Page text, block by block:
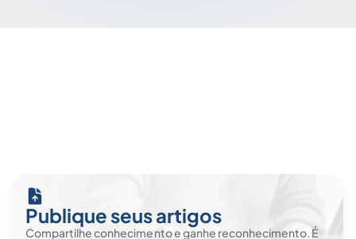
Publique seus artigos
Compartilhe conhecimento e ganhe reconhecimento. É